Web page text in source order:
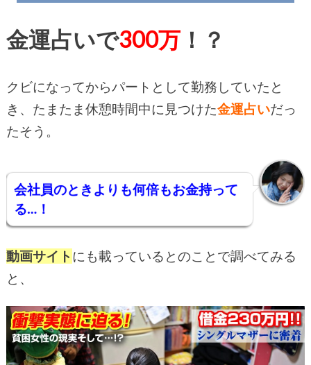
金運占いで300万！？
クビになってからパートとして勤務していたと
き、 たまたま休憩時間中に見つけた金運占いだっ
たそう。
会社員のときよりも何倍もお金持って
る…！
動画サイトにも載っているとのことで調べてみる
と、